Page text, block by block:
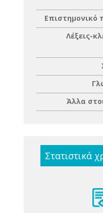
Επιστημονικό
Λέξεις-
Άλλα
Στατιστικά